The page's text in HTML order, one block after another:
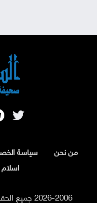
من نحن سياسة
2026-2006 جميع الحقوق محفوظة لموقع السوسنة